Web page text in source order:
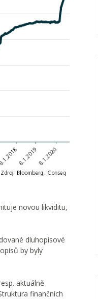
novou likviditu,
dluhopisové
by byly
aktuálně
finančních